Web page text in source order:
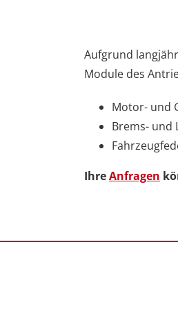
Aufgrund
Module des
Motor- und
Brems- und
IhreAnfragen